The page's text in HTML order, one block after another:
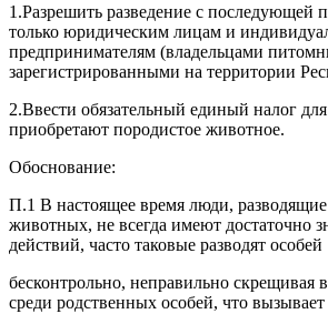
1.Разрешить разведение с последующей
только юридическим лицам и
предпринимателям (владельцами
зарегистрированными на территории
2.Ввести обязательный единый налог
приобретают породистое животное.
Обоснование:
П.1 В настоящее время люди,
животных, не всегда имеют достаточно
действий, часто таковые разводят особей
бесконтрольно, неправильно скрещивая
среди родственных особей, что